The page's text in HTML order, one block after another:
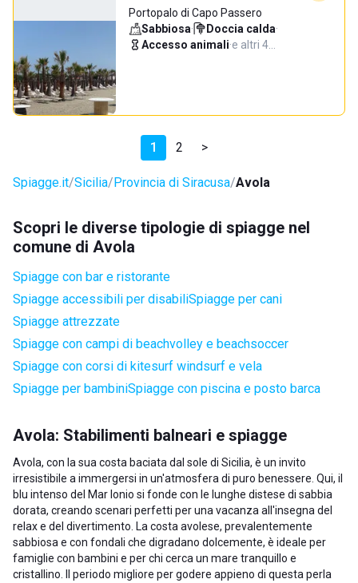
Portopalo di Capo Passero
Sabbiosa· Doccia calda·
Accesso animali·e altri 4…
1 2 >
Spiagge.it Sicilia Provincia di Siracusa Avola
Scopri le diverse tipologie di spiagge nel
comune di Avola
Spiagge con bar e ristorante
Spiagge accessibili per disabiliSpiagge per cani
Spiagge attrezzate
Spiagge con campi di beachvolley e beachsoccer
Spiagge con corsi di kitesurf windsurf e vela
Spiagge per bambiniSpiagge con piscina e posto barca
Avola: Stabilimenti balneari e spiagge
Avola, con la sua costa baciata dal sole di Sicilia, è un invito
irresistibile a immergersi in un'atmosfera di puro benessere. Qui, il
blu intenso del Mar Ionio si fonde con le lunghe distese di sabbia
dorata, creando scenari perfetti per una vacanza all'insegna del
relax e del divertimento. La costa avolese, prevalentemente
sabbiosa e con fondali che digradano dolcemente, è ideale per
famiglie con bambini e per chi cerca un mare tranquillo e
cristallino. Il periodo migliore per godere appieno di questa perla